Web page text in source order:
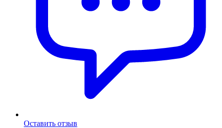
Оставить отзыв